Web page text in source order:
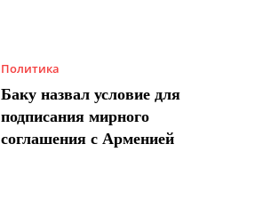
Политика
Баку назвал условие для
подписания мирного
соглашения с Арменией